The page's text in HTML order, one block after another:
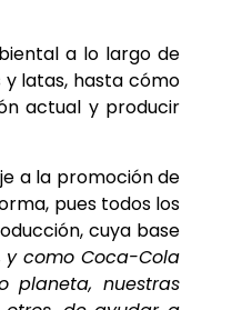
a lo largo de
latas, hasta cómo
actual y producir
a la promoción de
pues todos los
cuya base
y como Coca-Cola
planeta, nuestras